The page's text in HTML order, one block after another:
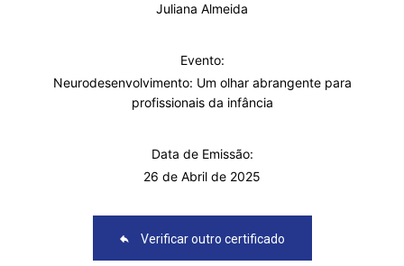
Juliana Almeida
Evento:
Neurodesenvolvimento: Um olhar abrangente para
profissionais da infância
Data de Emissão:
26 de Abril de 2025
Verificar outro certificado